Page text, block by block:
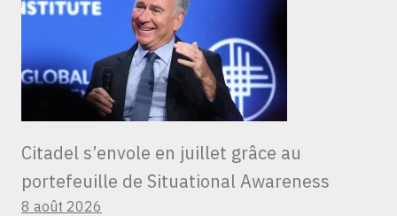
Citadel s’envole en juillet grâce au
portefeuille de Situational Awareness
8 août 2026